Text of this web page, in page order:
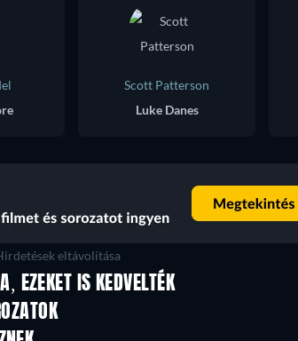
Scott Patterson
Luke Danes
eltávolítása
EZEKET IS KEDVELTÉK
TV
TV